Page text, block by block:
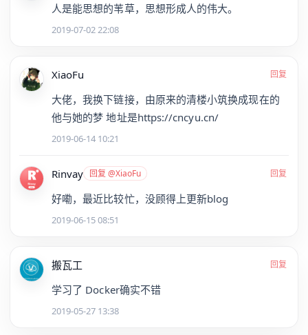
人是能思想的苇草，思想形成人的伟大。
2019-07-02 22:08
XiaoFu 回复
大佬，我换下链接，由原来的清楼小筑换成现在的
他与她的梦 地址是https://cncyu.cn/
2019-06-14 10:21
Rinvay 回复 @XiaoFu 回复
好嘞，最近比较忙，没顾得上更新blog
2019-06-15 08:51
搬瓦工 回复
学习了 Docker确实不错
2019-05-27 13:38